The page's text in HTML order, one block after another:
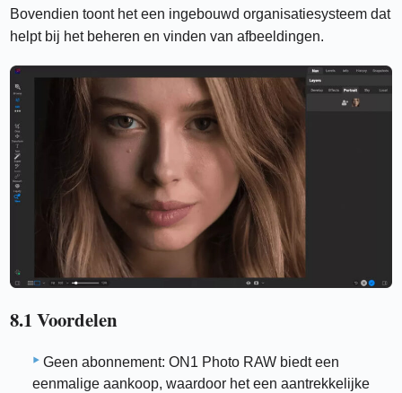
Bovendien toont het een ingebouwd organisatiesysteem dat
helpt bij het beheren en vinden van afbeeldingen.
8.1 Voordelen
Geen abonnement: ON1 Photo RAW biedt een
eenmalige aankoop, waardoor het een aantrekkelijke